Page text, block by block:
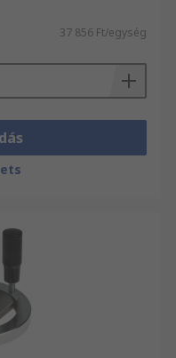
szekrények37 856 Ft/egység